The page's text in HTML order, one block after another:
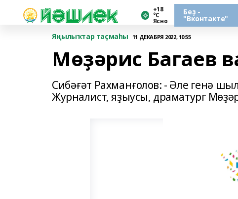
+18
°С
Ясно
Беҙ -
"Вконтакте"
Яңылыҡтар таҫмаһы
11 ДЕКАБРЯ 2022, 10:55
Мөҙәрис Багаев
Сибәғәт Рахманғолов: - Әле генә
Журналист, яҙыусы, драматург